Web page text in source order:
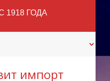
1918 ГОДА
импорт